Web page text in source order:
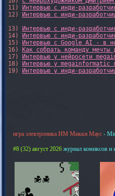
11)
Интервью с инди-
12)
Интервью с инди-
13)
Интервью с инди-
14)
Интервью с инди-
15)
Интервью с Google AI - в
16)
Как собрать команду
17)
Интервью у нейросети
18)
Интервью у
19)
Интервью у инди-
игра электроника ИМ Микки Маус -
#8 (32) август 2026 журнал комиксов и